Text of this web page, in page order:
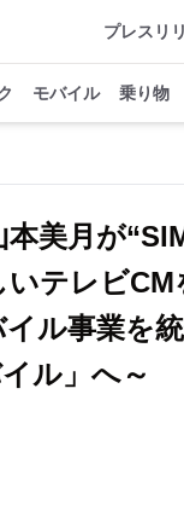
プレスリ
モバイル 乗り物
美月が
いテレビ
ル事業を
ル」へ～